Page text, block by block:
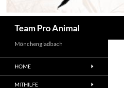
Team Pro Animal
Mönchengladbach
HOME
MITHILFE